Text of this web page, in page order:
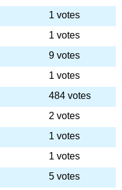
1 votes
1 votes
9 votes
1 votes
484 votes
2 votes
1 votes
1 votes
5 votes